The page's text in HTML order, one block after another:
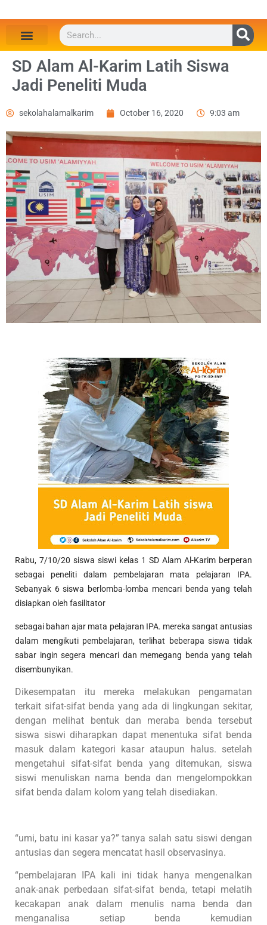
SD Alam Al-Karim Latih Siswa
Jadi Peneliti Muda
sekolahalamalkarim October 16, 2020 9:03 am
Rabu, 7/10/20 siswa siswi kelas 1 SD Alam Al-Karim berperan
sebagai peneliti dalam pembelajaran mata pelajaran IPA.
Sebanyak 6 siswa berlomba-lomba mencari benda yang telah
disiapkan oleh fasilitator
sebagai bahan ajar mata pelajaran IPA. mereka sangat antusias
dalam mengikuti pembelajaran, terlihat beberapa siswa tidak
sabar ingin segera mencari dan memegang benda yang telah
disembunyikan.
Dikesempatan itu mereka melakukan pengamatan
terkait sifat-sifat benda yang ada di lingkungan sekitar,
dengan melihat bentuk dan meraba benda tersebut
siswa siswi diharapkan dapat menentuka sifat benda
masuk dalam kategori kasar ataupun halus. setelah
mengetahui sifat-sifat benda yang ditemukan, siswa
siswi menuliskan nama benda dan mengelompokkan
sifat benda dalam kolom yang telah disediakan.
“umi, batu ini kasar ya?” tanya salah satu siswi dengan
antusias dan segera mencatat hasil observasinya.
“pembelajaran IPA kali ini tidak hanya mengenalkan
anak-anak perbedaan sifat-sifat benda, tetapi melatih
kecakapan anak dalam menulis nama benda dan
menganalisa setiap benda kemudian